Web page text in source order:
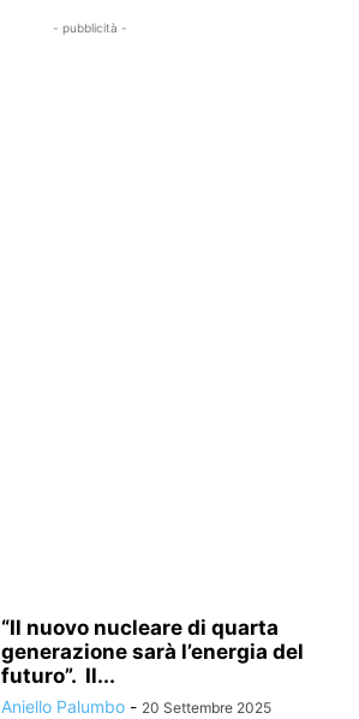
- pubblicità -
“Il nuovo nucleare di quarta
generazione sarà l’energia del
futuro”. Il...
Aniello Palumbo - 20 Settembre 2025